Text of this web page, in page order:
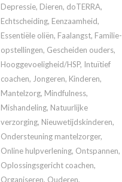
Depressie, Dieren, doTERRA,
Echtscheiding, Eenzaamheid,
Essentiële oliën, Faalangst, Familie-
opstellingen, Gescheiden ouders,
Hooggevoeligheid/HSP, Intuïtief
coachen, Jongeren, Kinderen,
Mantelzorg, Mindfulness,
Mishandeling, Natuurlijke
verzorging, Nieuwetijdskinderen,
Ondersteuning mantelzorger,
Online hulpverlening, Ontspannen,
Oplossingsgericht coachen,
Organiseren, Ouderen,